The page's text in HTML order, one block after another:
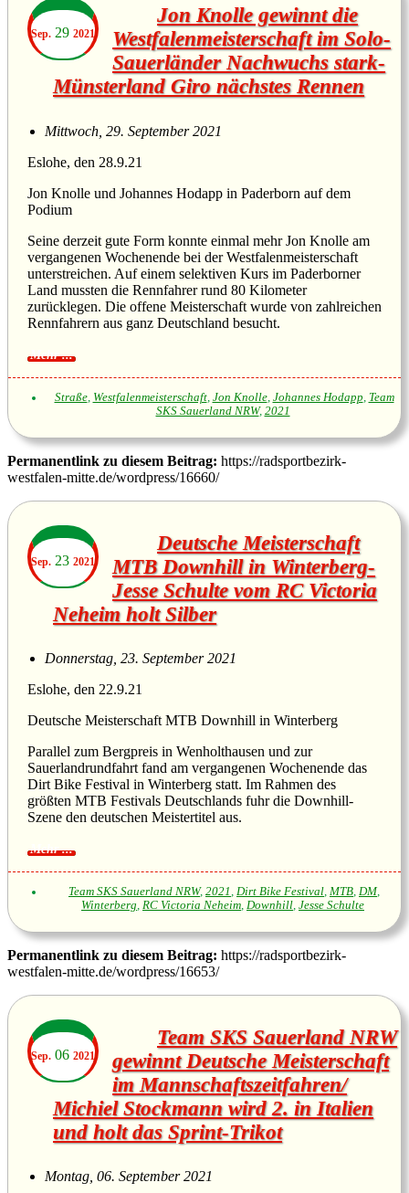
Sep. 29 2021
Jon Knolle gewinnt die
Westfalenmeisterschaft im Solo-
Sauerländer Nachwuchs stark-
Münsterland Giro nächstes Rennen
Mittwoch, 29. September 2021
Eslohe, den 28.9.21
Jon Knolle und Johannes Hodapp in Paderborn auf dem
Podium
Seine derzeit gute Form konnte einmal mehr Jon Knolle am
vergangenen Wochenende bei der Westfalenmeisterschaft
unterstreichen. Auf einem selektiven Kurs im Paderborner
Land mussten die Rennfahrer rund 80 Kilometer
zurücklegen. Die offene Meisterschaft wurde von zahlreichen
Rennfahrern aus ganz Deutschland besucht.
Straße, Westfalenmeisterschaft, Jon Knolle, Johannes Hodapp Team
SKS Sauerland NRW, 2021
Permanentlink zu diesem Beitrag: https://radsportbezirk-
westfalen-mitte.de/wordpress/16660/
Sep. 23 2021
Deutsche Meisterschaft
MTB Downhill in Winterberg-
Jesse Schulte vom RC Victoria
Neheim holt Silber
Donnerstag, 23. September 2021
Eslohe, den 22.9.21
Deutsche Meisterschaft MTB Downhill in Winterberg
Parallel zum Bergpreis in Wenholthausen und zur
Sauerlandrundfahrt fand am vergangenen Wochenende das
Dirt Bike Festival in Winterberg statt. Im Rahmen des
größten MTB Festivals Deutschlands fuhr die Downhill-
Szene den deutschen Meistertitel aus.
Team SKS Sauerland NRW, 2021 , Dirt Bike Festival, MTB, DM,
Winterberg, RC Victoria Neheim, Downhill, Jesse Schulte
Permanentlink zu diesem Beitrag: https://radsportbezirk-
westfalen-mitte.de/wordpress/16653/
Sep. 06 2021
Team SKS Sauerland NRW
gewinnt Deutsche Meisterschaft
im Mannschaftszeitfahren/
Michiel Stockmann wird 2. in Italien
und holt das Sprint-Trikot
Montag, 06. September 2021